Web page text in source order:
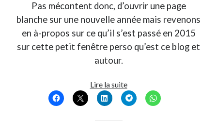
Pas mécontent donc, d’ouvrir une page
blanche sur une nouvelle année mais revenons
en à-propos sur ce qu’il s’est passé en 2015
sur cette petit fenêtre perso qu’est ce blog et
autour.
Lire la suiteEt
si
en